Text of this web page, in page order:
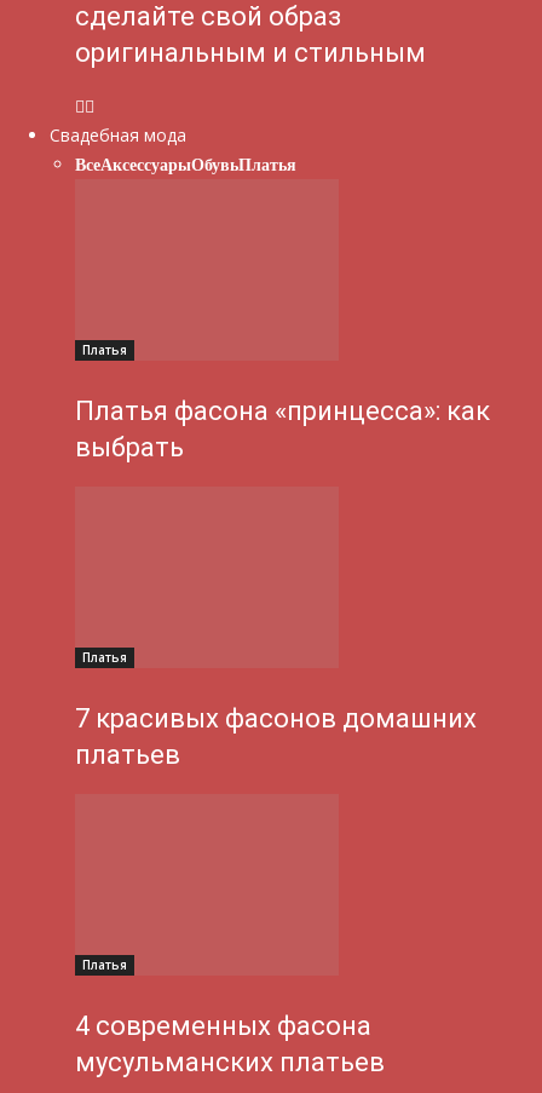
сделайте свой образ
оригинальным и стильным
Свадебная мода
ВсеАксессуарыОбувьПлатья
Платья
Платья фасона «принцесса»: как
выбрать
Платья
7 красивых фасонов домашних
платьев
Платья
4 современных фасона
мусульманских платьев